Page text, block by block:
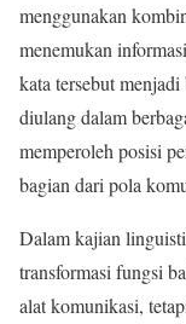
menggunakan
menemukan
kata tersebut
diulang dalam
memperoleh posisi
bagian dari pola
Dalam kajian
transformasi fungsi
alat komunikasi,